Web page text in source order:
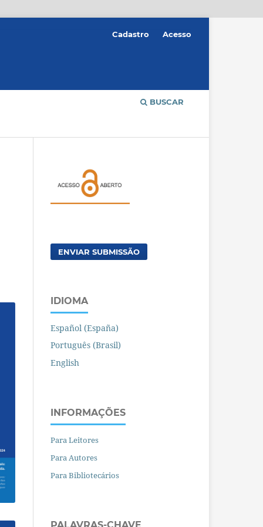
BUSCAR
Cadastro Acesso
ENVIAR SUBMISSÃO
IDIOMA
Español (España)
Português (Brasil)
English
INFORMAÇÕES
Para Leitores
Para Autores
Para Bibliotecários